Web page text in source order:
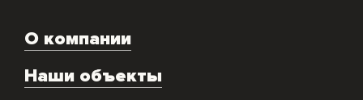
Экспертиза объекта
Техническое обслуживание
О компании
Наши объекты